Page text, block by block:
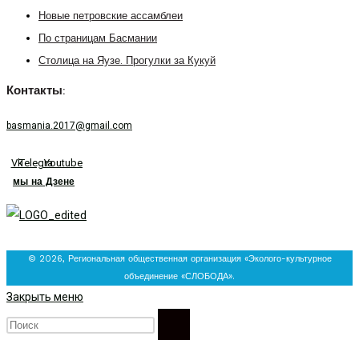
Новые петровские ассамблеи
По страницам Басмании
Столица на Яузе. Прогулки за Кукуй
Контакты:
basmania.2017@gmail.com
VkTelegramYoutube
мы на Дзене
© 2026, Региональная общественная организация «Эколого-культурное
объединение «СЛОБОДА».
Закрыть меню